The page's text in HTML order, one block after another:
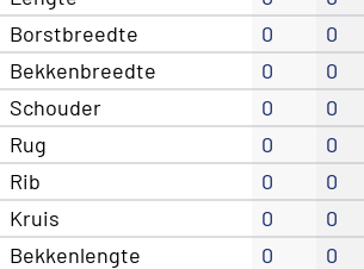
Borstbreedte
0
0
Bekkenbreedte
0
0
Schouder
0
0
Rug
0
0
Rib
0
0
Kruis
0
0
Bekkenlengte
0
0